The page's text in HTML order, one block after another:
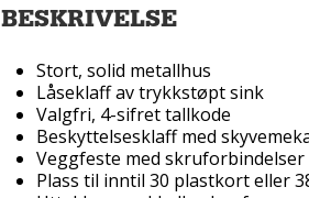
BESKRIVELSE
Stort, solid metallhus
Låseklaff av trykkstøpt sink
Valgfri, 4-sifret tallkode
Beskyttelsesklaff med
Veggfeste med skruforbindelser
Plass til inntil 30 plastkort eller